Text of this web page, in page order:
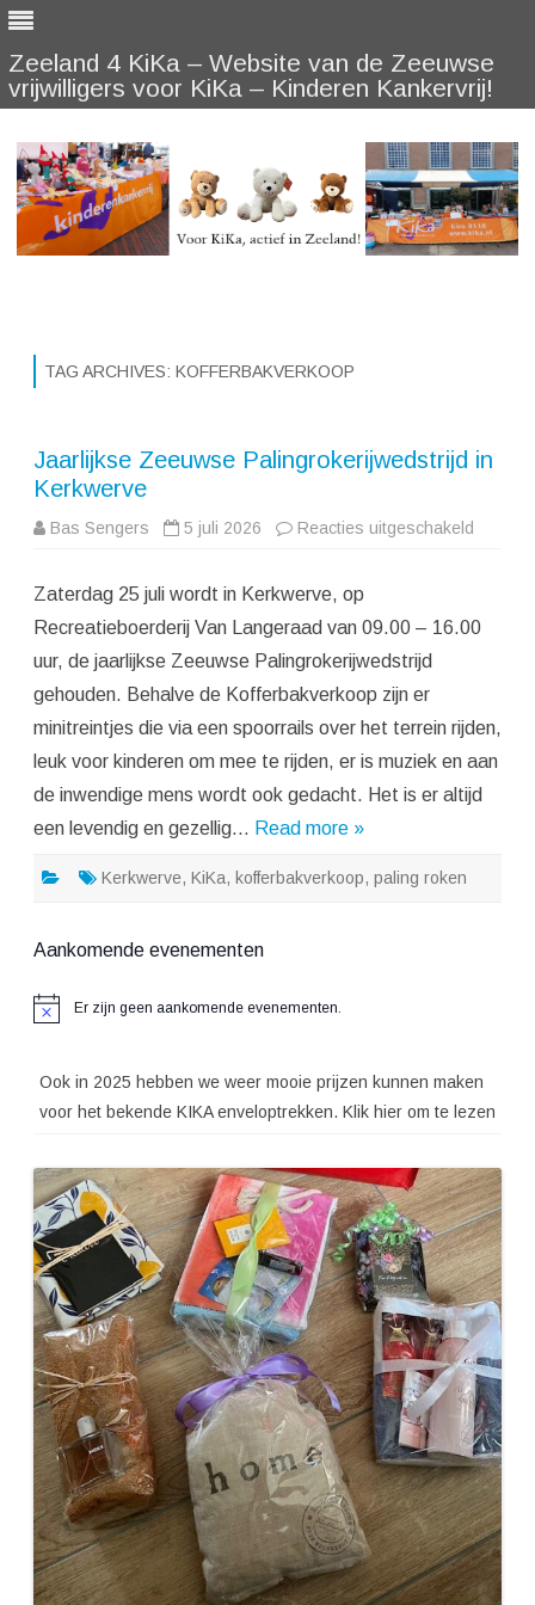
Zeeland 4 KiKa – Website van de Zeeuwse
vrijwilligers voor KiKa – Kinderen Kankervrij!
TAG ARCHIVES: KOFFERBAKVERKOOP
Jaarlijkse Zeeuwse Palingrokerijwedstrijd in
Kerkwerve
Bas Sengers 5 juli 2026 Reacties uitgeschakeld
Zaterdag 25 juli wordt in Kerkwerve, op
Recreatieboerderij Van Langeraad van 09.00 – 16.00
uur, de jaarlijkse Zeeuwse Palingrokerijwedstrijd
gehouden. Behalve de Kofferbakverkoop zijn er
minitreintjes die via een spoorrails over het terrein rijden,
leuk voor kinderen om mee te rijden, er is muziek en aan
de inwendige mens wordt ook gedacht. Het is er altijd
een levendig en gezellig… Read more »
Kerkwerve, KiKa, kofferbakverkoop, paling roken
Aankomende evenementen
BerichtEr zijn geen aankomende evenementen.
Ook in 2025 hebben we weer mooie prijzen kunnen maken
voor het bekende KIKA enveloptrekken. Klik hier om te lezen